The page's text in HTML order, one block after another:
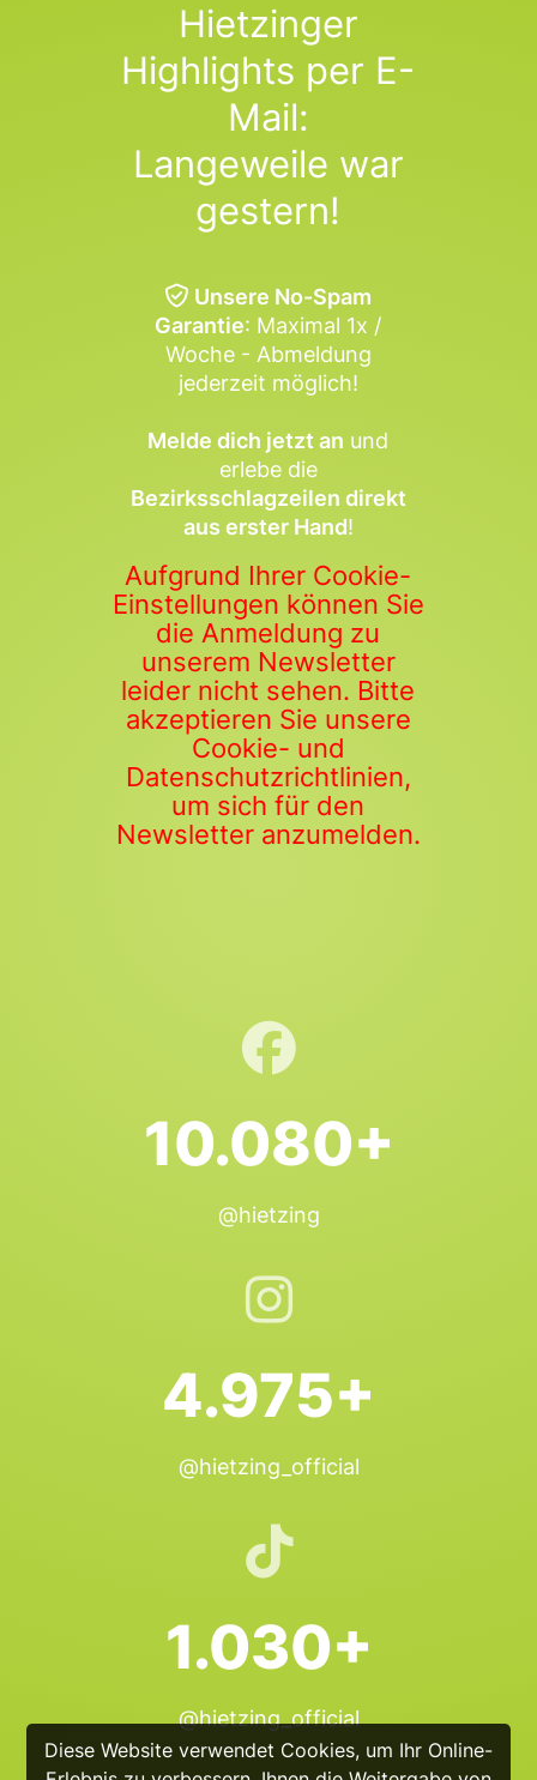
Diese Website verwendet Cookies, um Ihr Online-
Hietzinger
Highlights per E-
Mail:
Langeweile war
gestern!
Unsere No-Spam
Garantie: Maximal 1x /
Woche - Abmeldung
jederzeit möglich!
Melde dich jetzt an und
erlebe die
Bezirksschlagzeilen direkt
aus erster Hand!
Aufgrund Ihrer Cookie-
Einstellungen können Sie
die Anmeldung zu
unserem Newsletter
leider nicht sehen. Bitte
akzeptieren Sie unsere
Cookie- und
Datenschutzrichtlinien,
um sich für den
Newsletter anzumelden.
10.080+
@hietzing
4.975+
@hietzing_official
1.030+
@hietzing_official